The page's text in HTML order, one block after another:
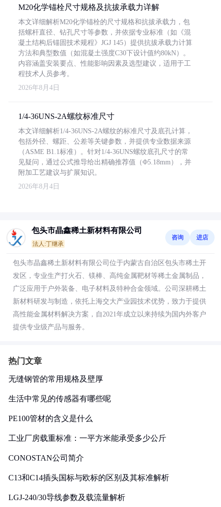
M20化学锚栓尺寸规格及抗拔承载力详解
本文详细解析M20化学锚栓的尺寸规格和抗拔承载力，包
括螺杆直径、钻孔尺寸等参数，并依据专业标准（如《混
凝土结构后锚固技术规程》JGJ 145）提供抗拔承载力计算
方法和典型数值（如混凝土强度C30下设计值约80kN）。
内容涵盖安装要点、性能影响因素及选型建议，适用于工
程技术人员参考。
2026年8月4日
1/4-36UNS-2A螺纹标准尺寸
本文详细解析1/4-36UNS-2A螺纹的标准尺寸及底孔计算，
包括外径、螺距、公差等关键参数，并提供专业数据来源
（ASME B1.1标准）。针对1/4-36UNS螺纹底孔尺寸的常
见疑问，通过公式推导给出精确推荐值（Φ5.18mm），并
附加工艺建议与扩展知识。
2026年8月4日
包头市晶鑫稀土新材料有限公司
法人:丁继承
咨询 进店
包头市晶鑫稀土新材料有限公司位于内蒙古自治区包头市稀土开
发区，专业生产打火石、镁棒、高纯金属靶材等稀土金属制品，
广泛应用于户外装备、电子材料及特种合金领域。公司深耕稀土
新材料研发与制造，依托上海交大产业园技术优势，致力于提供
高性能金属材料解决方案，自2021年成立以来持续为国内外客户
提供专业级产品与服务。
热门文章
无缝钢管的常用规格及壁厚
生活中常见的传感器有哪些呢
PE100管材的含义是什么
工业厂房载重标准：一平方米能承受多少公斤
CONOSTAN公司简介
C13和C14插头国标与欧标的区别及其标准解析
LGJ-240/30导线参数及载流量解析